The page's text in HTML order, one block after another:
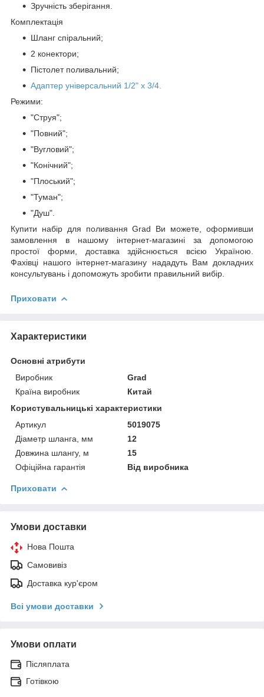
Зручність зберігання.
Комплектація
Шланг спіральний;
2 конектори;
Пістолет поливальний;
Адаптер універсальний 1/2" х 3/4.
Режими:
"Струя";
"Повний";
"Вугловий";
"Конічний";
"Плоський";
"Туман";
"Душ".
Купити набір для поливання Grad Ви можете, оформивши
замовлення в нашому інтернет-магазині за допомогою
простої форми, доставка здійснюється всією Україною.
Фахівці нашого інтернет-магазину нададуть Вам докладних
консультувань і допоможуть зробити правильний вибір.
Приховати
Характеристики
Основні атрибути
Виробник
Grad
Країна виробник
Китай
Користувальницькі характеристики
Артикул
5019075
Діаметр шланга, мм
12
Довжина шлангу, м
15
Офіційна гарантія
Від виробника
Приховати
Умови доставки
Нова Пошта
Самовивіз
Доставка кур'єром
Всі умови доставки
Умови оплати
Післяплата
Готівкою